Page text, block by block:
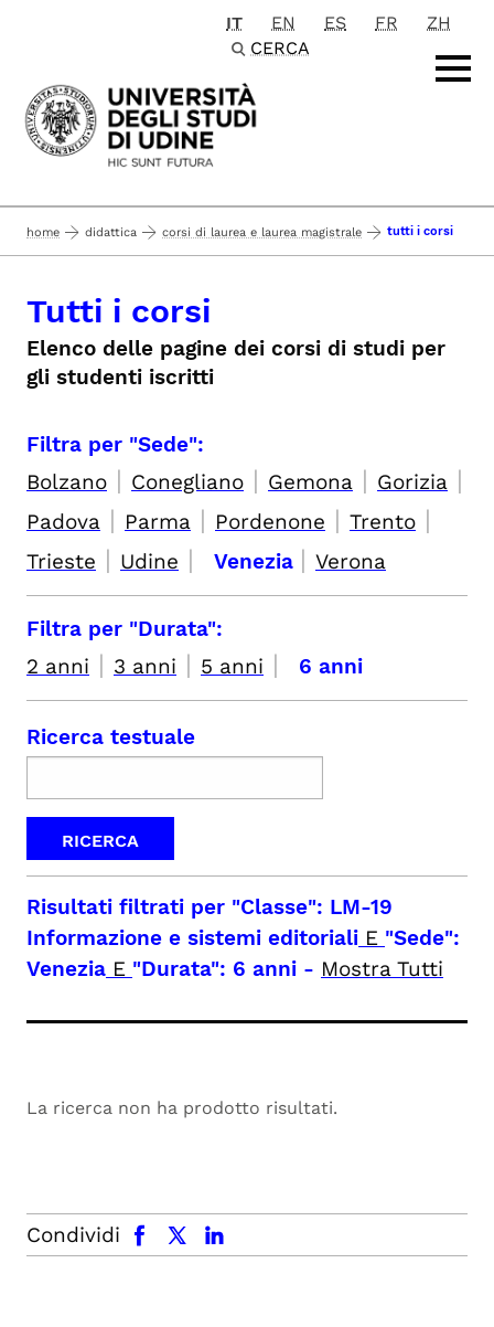
Passa al contenuto principale
IT EN ES FR
ZH
CERCA
home didattica corsi di laurea e laurea magistrale tutti i corsi
Tutti i corsi
Elenco delle pagine dei corsi di studi per
gli studenti iscritti
Filtra per "Sede":
Bolzano | Conegliano | Gemona | Gorizia |
Padova | Parma | Pordenone | Trento |
Trieste | Udine | Venezia | Verona
Filtra per "Durata":
2 anni | 3 anni | 5 anni | 6 anni
Ricerca testuale
Risultati filtrati per "Classe": LM-19
Informazione e sistemi editoriali E "Sede":
Venezia E "Durata": 6 anni - Mostra Tutti
La ricerca non ha prodotto risultati.
Condividi
facebook x.com linkedin